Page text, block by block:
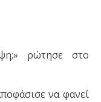
ρώτησε στο
να φανεί